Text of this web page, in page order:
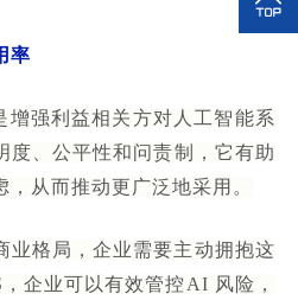
率
增强利益相关方对人工智能系
度、公平性和问责制，它有助
从而推动更广泛地采用。
业格局，企业需要主动拥抱这
企业可以有效管控AI 风险，